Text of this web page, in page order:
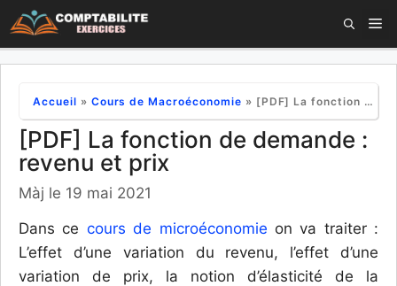
Aller
au
Accueil » Cours de Macroéconomie » [PDF] La fonction de demande : revenu et prix
[PDF] La fonction de demande :
revenu et prix
Màj le 19 mai 2021
Dans ce cours de microéconomie on va traiter :
L’effet d’une variation du revenu, l’effet d’une
variation de prix, la notion d’élasticité de la